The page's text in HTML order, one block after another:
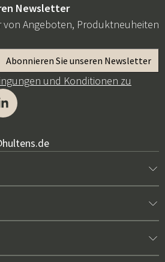
Newsletter
von Angeboten, Produktneuheiten
und Konditionen zu